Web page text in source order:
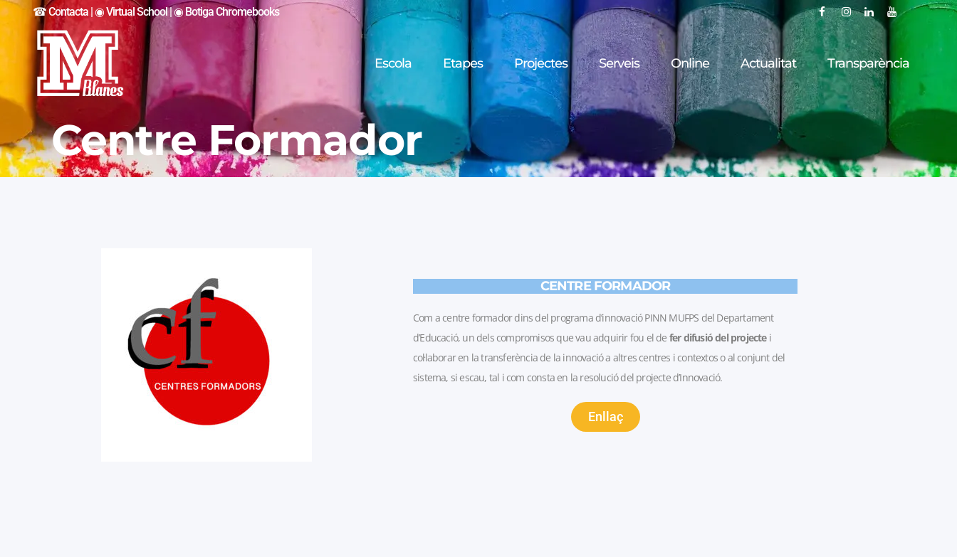
☎︎ Contacta | ◉ Virtual School|◉ Botiga Chromebooks
Escola Etapes Projectes Serveis Online Actualitat Transparència
Centre Formador
CENTRE FORMADOR
Com a centre formador dins del programa d’innovació PINN MUFPS del Departament
d’Educació, un dels compromisos que vau adquirir fou el de fer difusió del projectei
col·laborar en la transferència de la innovació a altres centres i contextos o al conjunt del
sistema, si escau, tal i com consta en la resolució del projecte d’Innovació.
Enllaç